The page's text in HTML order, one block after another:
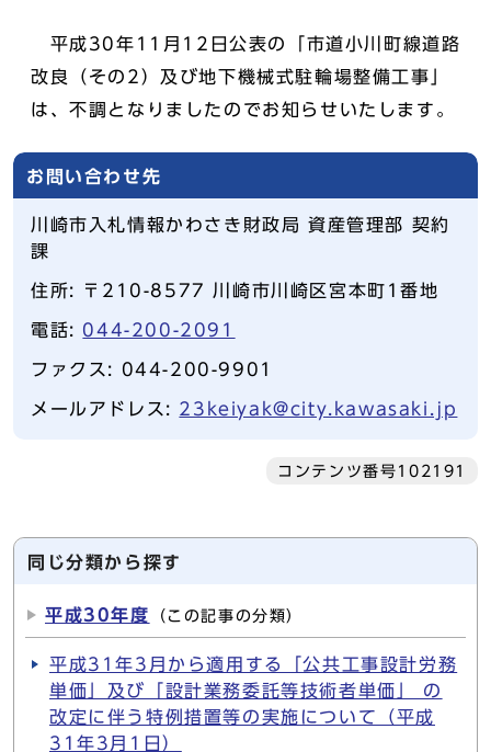
平成30年11月12日公表の「市道小川町線道路
改良（その2）及び地下機械式駐輪場整備工事」
は、不調となりましたのでお知らせいたします。
お問い合わせ先
川崎市入札情報かわさき財政局 資産管理部 契約
課
住所: 〒210-8577 川崎市川崎区宮本町1番地
電話: 044-200-2091
ファクス: 044-200-9901
メールアドレス: 23keiyak@city.kawasaki.jp
コンテンツ番号102191
同じ分類から探す
平成30年度 （この記事の分類）
平成31年3月から適用する「公共工事設計労務
単価」及び「設計業務委託等技術者単価」 の
改定に伴う特例措置等の実施について（平成
31年3月1日）